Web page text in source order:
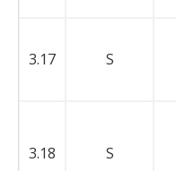
3.17 S
3.18 S